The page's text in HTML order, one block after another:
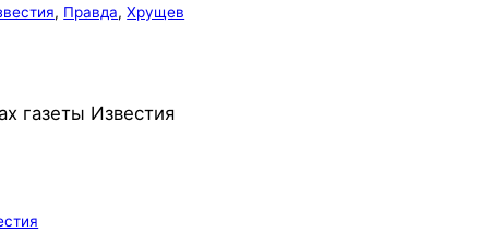
, Правда, Хрущев
газеты Известия